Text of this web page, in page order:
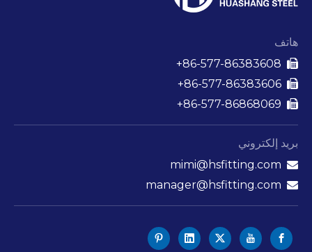
هاتف



بريد إلكتروني

mimi@hsfitting.com

manager@hsfitting.com